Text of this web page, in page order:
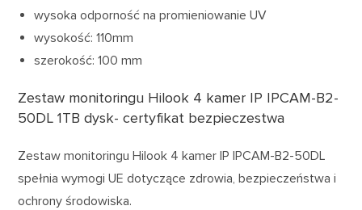
wysoka odporność na promieniowanie UV
wysokość: 110mm
szerokość: 100 mm
Zestaw monitoringu Hilook 4 kamer IP IPCAM-B2-
50DL 1TB dysk- certyfikat bezpieczestwa
Zestaw monitoringu Hilook 4 kamer IP IPCAM-B2-50DL
spełnia wymogi UE dotyczące zdrowia, bezpieczeństwa i
ochrony środowiska.